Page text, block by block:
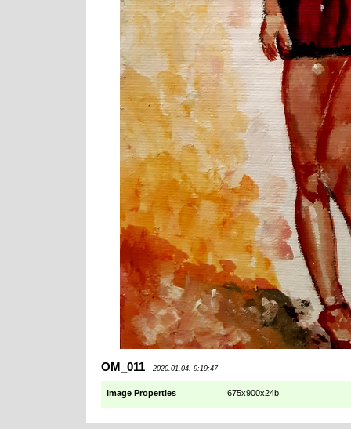
OM_011 2020.01.04. 9:19:47
Image Properties 675x900x24b